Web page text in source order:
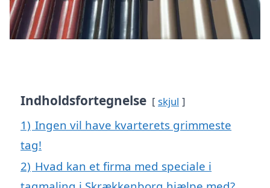
Indholdsfortegnelse skjul
1) Ingen vil have kvarterets grimmeste
tag!
2) Hvad kan et firma med speciale i